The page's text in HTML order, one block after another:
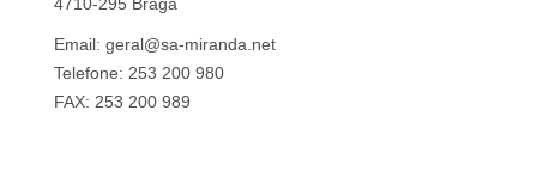
Email: geral@sa-miranda.net
Telefone: 253 200 980
FAX: 253 200 989